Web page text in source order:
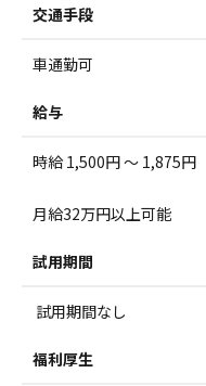
交通手段
車通勤可
給与
時給 1,500円 ～ 1,875円
月給32万円以上可能
試用期間
試用期間なし
福利厚生